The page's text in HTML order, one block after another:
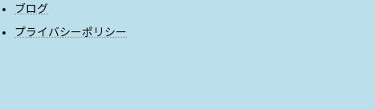
ブログ
プライバシーポリシー